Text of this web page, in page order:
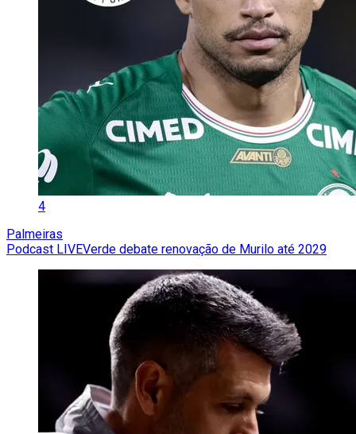
4
Palmeiras
Podcast LIVEVerde debate renovação de Murilo até 2029